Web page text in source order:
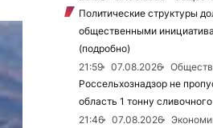
Политические структуры
общественными
(подробно)
21:59
07.08.2026
Россельхознадзор не
область 1 тонну
21:46
07.08.2026